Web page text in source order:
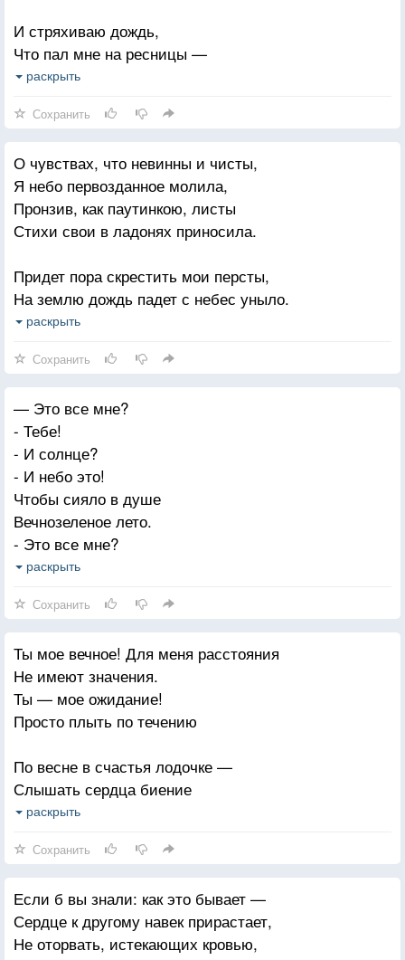
И стряхиваю дождь,
Что пал мне на ресницы —
В руках ни журавля,
Ромашка головой
Кивнет — глотну печали.
Напрасно мы тогда
На счастье загадали.
раскрыть
Сохранить
О чувствах, что невинны и чисты,
Я небо первозданное молила,
Пронзив, как паутинкою, листы
Стихи свои в ладонях приносила.
Придет пора скрестить мои персты,
На землю дождь падет с небес уныло.
Средь этой наступившей пустоты
Ни плиты, ни могильные кресты
Моей любви не одолеют силы.
И вздрогнешь ты, услышав, как кусты
Прошепчут на ветру: «Я рядом, милый».
раскрыть
Сохранить
— Это все мне?
- Тебе!
- И солнце?
- И небо это!
Чтобы сияло в душе
Вечнозеленое лето.
- Это все мне?
- Тебе!
- Просто так конечно.
Прости, что любовь моя грешна! -
Но святей не сыщешь нигде.
- Это все мне?
- Тебе!
- Надолго?
Пока не иссякнут реки,
И мир не утонет во мгле.
- Это все мне?
- Так разве бывает?
- Бывает!
И в Арктике лед вдруг тает,
Поверив пришедшей весне.
- Это все мне?
раскрыть
Сохранить
Ты мое вечное! Для меня расстояния
Не имеют значения.
Ты — мое ожидание!
Просто плыть по течению
По весне в счастья лодочке —
Слышать сердца биение
И ловить с неба звездочки,
Ты — мое наваждение!
Море ласки и нежности,
Глаз зеленых свечение —
Островки неизбежности.
раскрыть
Сохранить
Если б вы знали: как это бывает —
Сердце к другому навек прирастает,
Не оторвать, истекающих кровью,